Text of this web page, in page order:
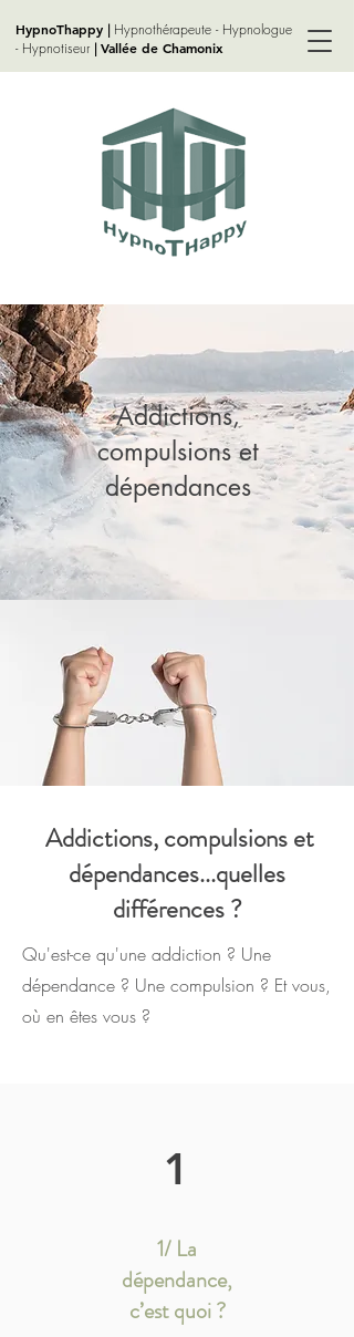
HypnoThappy | Hypnothérapeute - Hypnologue
- Hypnotiseur | Vallée de Chamonix
Addictions,
compulsions et
dépendances
Addictions, compulsions et
dépendances...quelles
différences ?
Qu'est-ce qu'une addiction ? Une
dépendance ? Une compulsion ? Et vous,
où en êtes vous ?
1
1/ La
dépendance,
c’est quoi ?